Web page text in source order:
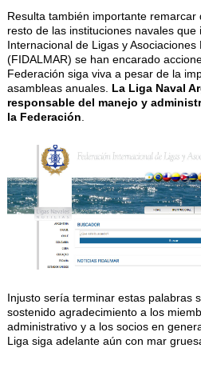
Resulta también importante
resto de las instituciones navales
Internacional de Ligas y
(FIDALMAR) se han encarado
Federación siga viva a pesar de la
asambleas anuales. La Liga Naval
responsable del manejo y
la Federación
Injusto sería terminar estas palabras
sostenido agradecimiento a los
administrativo y a los socios en
Liga siga adelante aún con mar